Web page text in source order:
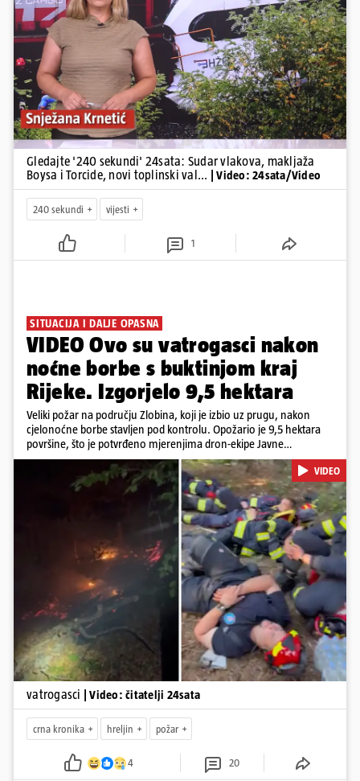
Pokretanje videa...
Gledajte '240 sekundi' 24sata: Sudar vlakova, makljaža
Boysa i Torcide, novi toplinski val...
| Video: 24sata/Video
240 sekundi vijesti
1
SITUACIJA I DALJE OPASNA
VIDEO Ovo su vatrogasci nakon
noćne borbe s buktinjom kraj
Rijeke. Izgorjelo 9,5 hektara
Veliki požar na području Zlobina, koji je izbio uz prugu, nakon
cjelonoćne borbe stavljen pod kontrolu. Opožario je 9,5 hektara
površine, što je potvrđeno mjerenjima dron-ekipe Javne
vatrogasne postrojbe grada Rijeke. Vatru je gasilo 55 ljudi sa 17
vozila te više DVD-ova i JVP Rijeka. Situacija je i dalje ozbiljna zbog
jakog vjetra koji povećava opasnost od razbuktavanja. Zato ostaju i
Pokretanje videa...
VIDEO
vatrogasci | Video: čitatelji 24sata
crna kronika hreljin požar
4 20